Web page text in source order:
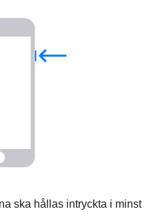
ska hållas intryckta i minst